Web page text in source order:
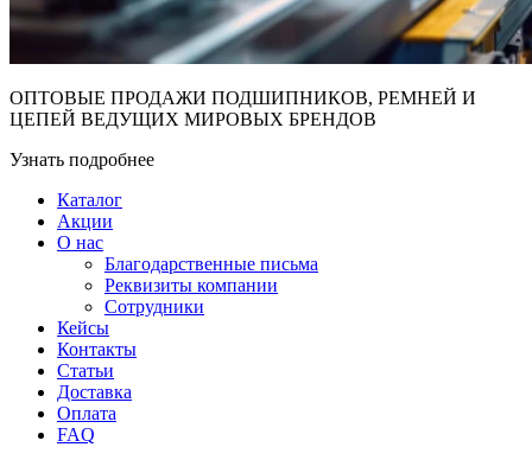
ОПТОВЫЕ ПРОДАЖИ ПОДШИПНИКОВ, РЕМНЕЙ И
ЦЕПЕЙ ВЕДУЩИХ МИРОВЫХ БРЕНДОВ
Узнать подробнее
Каталог
Акции
О нас
Благодарственные письма
Реквизиты компании
Сотрудники
Кейсы
Контакты
Статьи
Доставка
Оплата
FAQ